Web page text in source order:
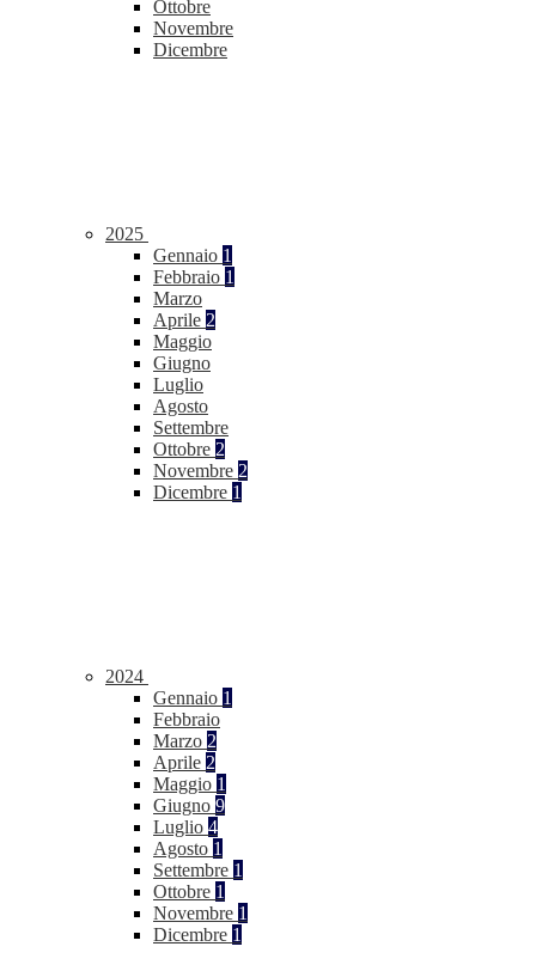
Ottobre
Novembre
Dicembre
2025
Gennaio 1
Febbraio 1
Marzo
Aprile 2
Maggio
Giugno
Luglio
Agosto
Settembre
Ottobre 2
Novembre 2
Dicembre 1
2024
Gennaio 1
Febbraio
Marzo 2
Aprile 2
Maggio 1
Giugno 9
Luglio 4
Agosto 1
Settembre 1
Ottobre 1
Novembre 1
Dicembre 1